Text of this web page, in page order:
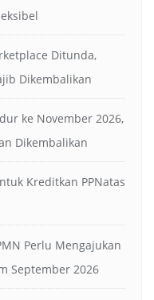
Ditunda,
Dikembalikan
ke November 2026,
Dikembalikan
Kreditkan PPNatas
Perlu Mengajukan
September 2026